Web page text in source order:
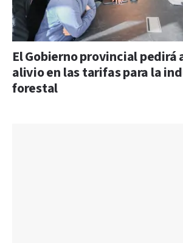
El Gobierno provincial pedirá
alivio en las tarifas para la
forestal